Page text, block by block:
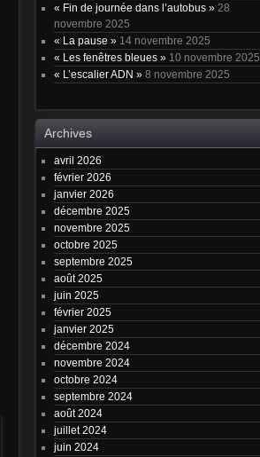
« Fin de journée dans l’autobus » 28
novembre 2025
« La pause » 14 novembre 2025
« Les fenêtres bleues » 10 novembre 2025
« L’escalier ADN » 8 novembre 2025
Archives
avril 2026
février 2026
janvier 2026
décembre 2025
novembre 2025
octobre 2025
septembre 2025
août 2025
juin 2025
février 2025
janvier 2025
décembre 2024
novembre 2024
octobre 2024
septembre 2024
août 2024
juillet 2024
juin 2024